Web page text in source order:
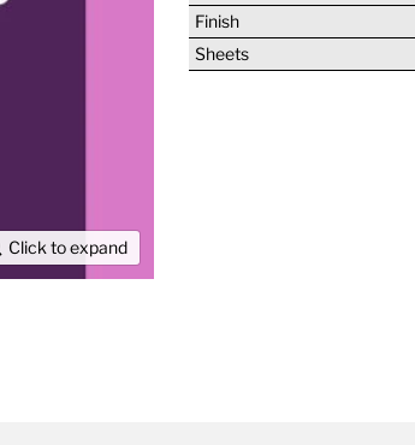
Click to expand
Finish
Sheets